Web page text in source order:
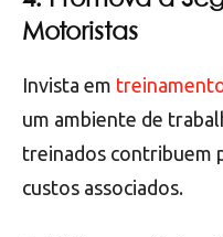
Motoristas
Invista em
um ambiente de
treinados contribuem
custos associados.